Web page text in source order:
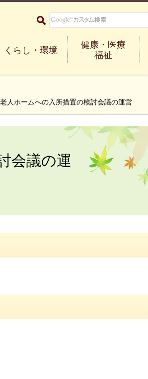
くらし・環境
健康・医療
福祉
人ホームへの入所措置の検討会議の運営
会議の運